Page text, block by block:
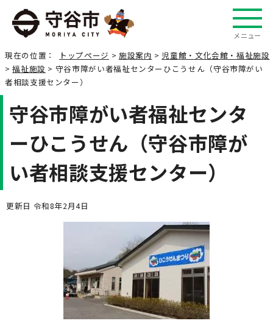
メニュー
現在の位置： トップページ > 施設案内 > 児童館・文化会館・福祉施設
>福祉施設 > 守谷市障がい者福祉センターひこうせん（守谷市障がい
者相談支援センター）
守谷市障がい者福祉センタ
ーひこうせん（守谷市障が
い者相談支援センター）
更新日 令和8年2月4日